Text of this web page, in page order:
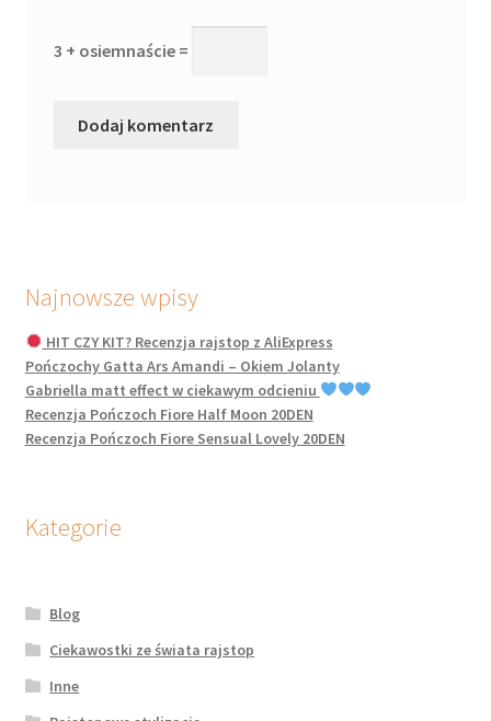
3 + osiemnaście =
Najnowsze wpisy
HIT CZY KIT? Recenzja rajstop z AliExpress
Pończochy Gatta Ars Amandi – Okiem Jolanty
Gabriella matt effect w ciekawym odcieniu
Recenzja Pończoch Fiore Half Moon 20DEN
Recenzja Pończoch Fiore Sensual Lovely 20DEN
Kategorie
Blog
Ciekawostki ze świata rajstop
Inne